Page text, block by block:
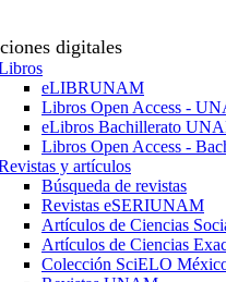
digitales
eLIBRUNAM
Libros Open Access -
eLibros Bachillerato
Libros Open Access -
y artículos
Búsqueda de revistas
Revistas eSERIUNAM
Artículos de Ciencias
Artículos de Ciencias
Colección SciELO